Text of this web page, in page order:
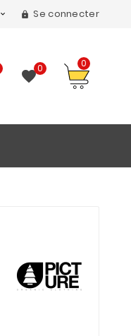
  Se connecter
0 0